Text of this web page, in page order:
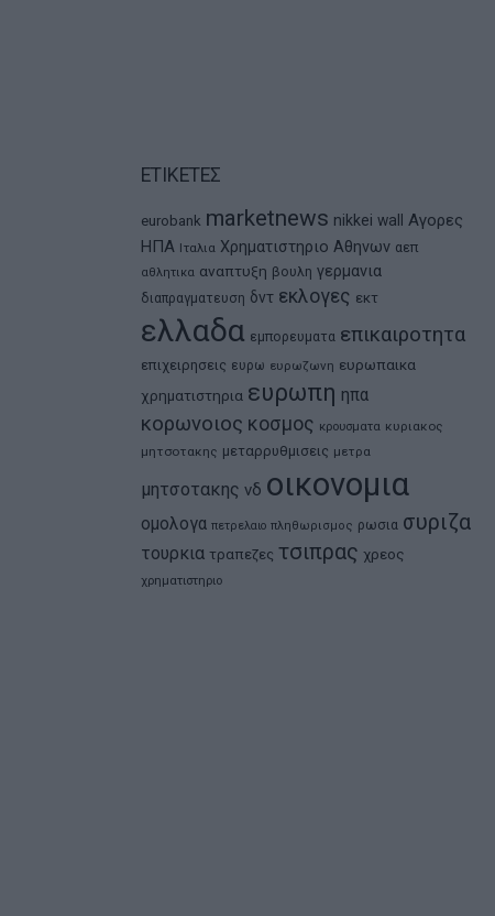
ΕΤΙΚΕΤΕΣ
eurobank marketnews nikkei wall
Αγορες
ΗΠΑ Ιταλια Χρηματιστηριο Αθηνων αεπ
αθλητικα αναπτυξη βουλη γερμανια
διαπραγματευση δντ εκλογες εκτ
ελλαδα εμπορευματα επικαιροτητα
επιχειρησεις ευρω ευρωζωνη ευρωπαικα
χρηματιστηρια ευρωπη ηπα
κορωνοιος κοσμος κρουσματα κυριακος
μητσοτακης μεταρρυθμισεις μετρα
μητσοτακης νδ οικονομια
ομολογα πετρελαιο πληθωρισμος ρωσια συριζα
τουρκια τραπεζες τσιπρας χρεος
χρηματιστηριο